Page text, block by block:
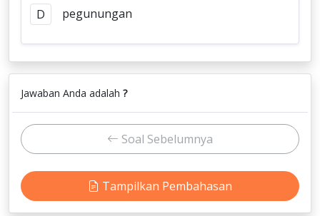
D pegunungan
Jawaban Anda adalah ?
Soal Sebelumnya
Tampilkan Pembahasan